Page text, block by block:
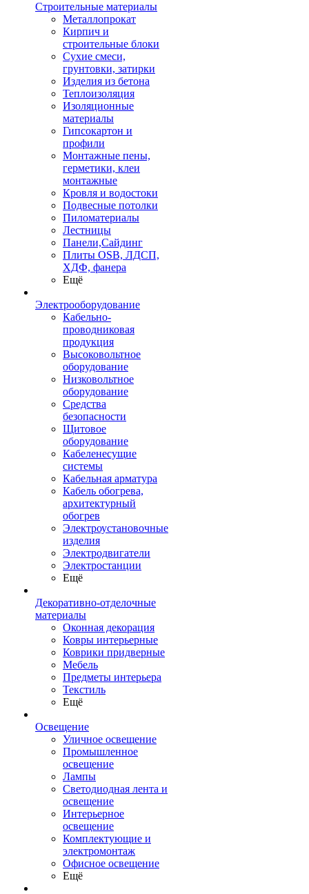
Строительные материалы
Металлопрокат
Кирпич и
строительные блоки
Сухие смеси,
грунтовки, затирки
Изделия из бетона
Теплоизоляция
Изоляционные
материалы
Гипсокартон и
профили
Монтажные пены,
герметики, клеи
монтажные
Кровля и водостоки
Подвесные потолки
Пиломатериалы
Лестницы
Панели,Сайдинг
Плиты OSB, ЛДСП,
ХДФ, фанера
Ещё
Электрооборудование
Кабельно-
проводниковая
продукция
Высоковольтное
оборудование
Низковольтное
оборудование
Средства
безопасности
Щитовое
оборудование
Кабеленесущие
системы
Кабельная арматура
Кабель обогрева,
архитектурный
обогрев
Электроустановочные
изделия
Электродвигатели
Электростанции
Ещё
Декоративно-отделочные
материалы
Оконная декорация
Ковры интерьерные
Коврики придверные
Мебель
Предметы интерьера
Текстиль
Ещё
Освещение
Уличное освещение
Промышленное
освещение
Лампы
Светодиодная лента и
освещение
Интерьерное
освещение
Комплектующие и
электромонтаж
Офисное освещение
Ещё